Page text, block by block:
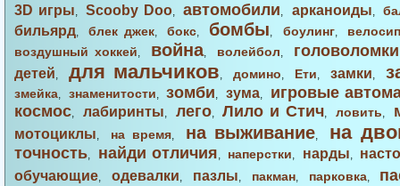
3D игры,Scooby Doo,автомобили, арканоиды,
бильярд,блек джек,бокс, бомбы, боулинг,
воздушный хоккей, война, волейбол, головоломки
детей, для мальчиков, домино, Ети, замки,
змейка, знаменитости,зомби, зума,
игровые
космос, лабиринты, лего,Лило и Стич,ловить,
мотоциклы, на время, на выживание, на
точность, найди отличия, наперстки, нарды,
обучающие, одевалки, пазлы, пакман, парковка,